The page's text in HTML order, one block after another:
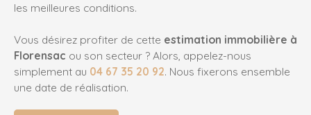
les meilleures conditions.
Vous désirez profiter de cette estimation immobilière à
Florensac ou son secteur ? Alors, appelez-nous
simplement au 04 67 35 20 92. Nous fixerons ensemble
une date de réalisation.